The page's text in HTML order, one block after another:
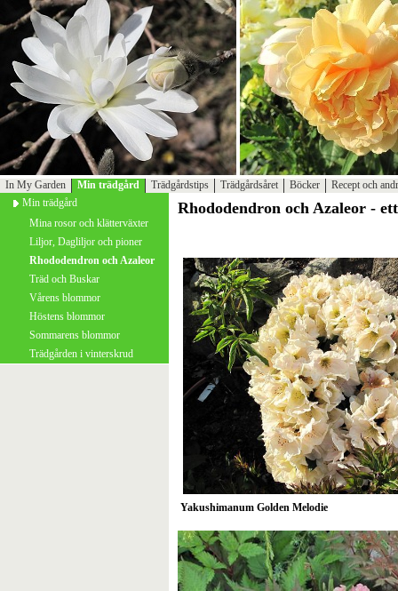
In My Garden Min trädgård Trädgårdstips Trädgårdsåret Böcker
Recept och
Min trädgård
Mina rosor och klätterväxter
Liljor, Dagliljor och pioner
Rhododendron och Azaleor
Träd och Buskar
Vårens blommor
Höstens blommor
Sommarens blommor
Trädgården i vinterskrud
Rhododendron och Azaleor -
Yakushimanum Golden Melodie